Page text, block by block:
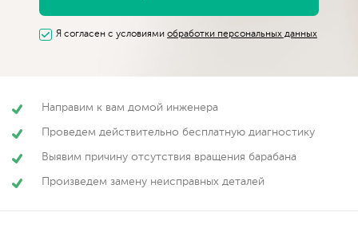
Я согласен с условиями обработки персональных данных
Направим к вам домой инженера
Проведем действительно бесплатную диагностику
Выявим причину отсутствия вращения барабана
Произведем замену неисправных деталей